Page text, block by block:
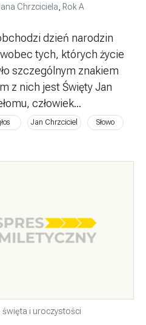
Chrzciciela
Rok A
dzień narodzin
tych, których życie
szczególnym znakiem
z nich jest Święty Jan
człowiek...
Jan Chrzciciel Słowo
święta i uroczystości